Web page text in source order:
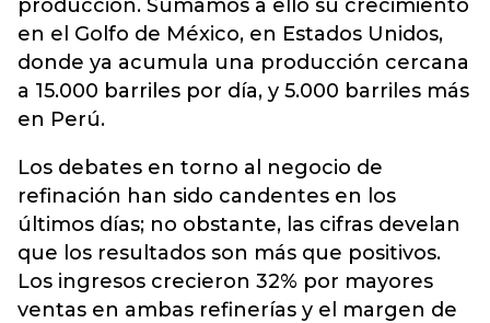
producción. Sumamos a ello su crecimiento
en el Golfo de México, en Estados Unidos,
donde ya acumula una producción cercana
a 15.000 barriles por día, y 5.000 barriles más
en Perú.
Los debates en torno al negocio de
refinación han sido candentes en los
últimos días; no obstante, las cifras develan
que los resultados son más que positivos.
Los ingresos crecieron 32% por mayores
ventas en ambas refinerías y el margen de